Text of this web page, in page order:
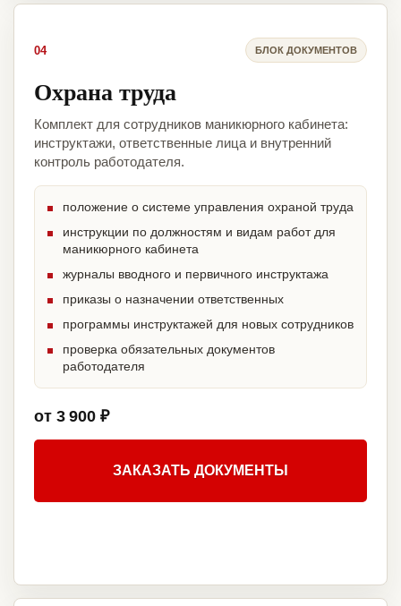
04 БЛОК ДОКУМЕНТОВ
Охрана труда
Комплект для сотрудников маникюрного кабинета:
инструктажи, ответственные лица и внутренний
контроль работодателя.
положение о системе управления охраной труда
инструкции по должностям и видам работ для
маникюрного кабинета
журналы вводного и первичного инструктажа
приказы о назначении ответственных
программы инструктажей для новых сотрудников
проверка обязательных документов
работодателя
от 3 900 ₽
ЗАКАЗАТЬ ДОКУМЕНТЫ